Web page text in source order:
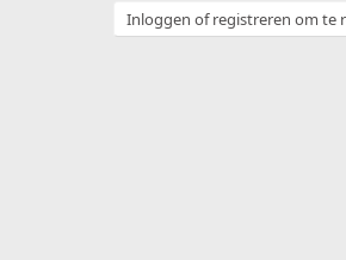
Inloggen of registreren om te